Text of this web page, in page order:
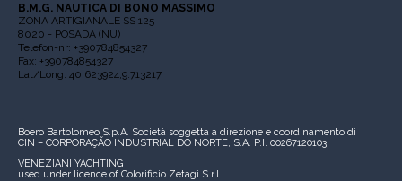
B.M.G. NAUTICA DI BONO MASSIMO
ZONA ARTIGIANALE SS 125
8020 - POSADA (NU)
Telefon-nr: +390784854327
Fax: +390784854327
Lat/Long: 40.623924,9.713217
Boero Bartolomeo S.p.A. Società soggetta a direzione e coordinamento di
CIN – CORPORAÇÃO INDUSTRIAL DO NORTE, S.A. P.I. 00267120103
VENEZIANI YACHTING
used under licence of Colorificio Zetagi S.r.l.